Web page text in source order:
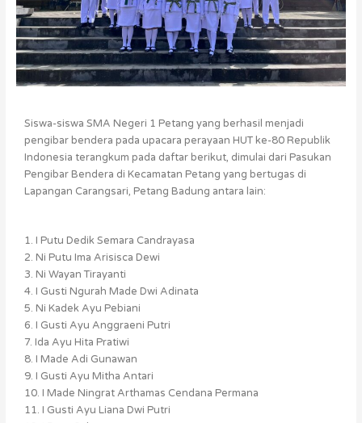
Siswa-siswa SMA Negeri 1 Petang yang berhasil menjadi
pengibar bendera pada upacara perayaan HUT ke-80 Republik
Indonesia terangkum pada daftar berikut, dimulai dari Pasukan
Pengibar Bendera di Kecamatan Petang yang bertugas di
Lapangan Carangsari, Petang Badung antara lain:
1. I Putu Dedik Semara Candrayasa
2. Ni Putu Ima Arisisca Dewi
3. Ni Wayan Tirayanti
4. ⁠I Gusti Ngurah Made Dwi Adinata
5. Ni Kadek Ayu Pebiani
6. I Gusti Ayu Anggraeni Putri
7. Ida Ayu Hita Pratiwi
8. I Made Adi Gunawan
9. I Gusti Ayu Mitha Antari
10. I Made Ningrat Arthamas Cendana Permana
11. I Gusti Ayu Liana Dwi Putri